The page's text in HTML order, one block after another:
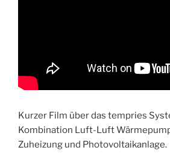
Kurzer Film über das tempries
Kombination Luft-Luft
Zuheizung und Photovoltaikanlage.